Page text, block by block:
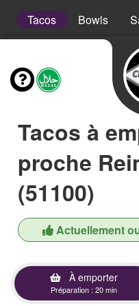
Tacos Bowls
Tacos à
proche
(51100)
Actuellement
À emporter
Préparation : 20 min